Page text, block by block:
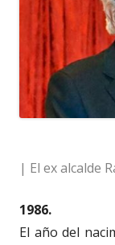
| El ex alcalde
1986.
El año del